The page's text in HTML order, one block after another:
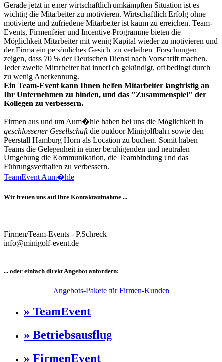
Gerade jetzt in einer wirtschaftlich umkämpften Situation ist es
wichtig die Mitarbeiter zu motivieren. Wirtschaftlich Erfolg ohne
motivierte und zufriedene Mitarbeiter ist kaum zu erreichen. Team-
Events, Firmenfeier und Incentive-Programme bieten die
Möglichkeit Mitarbeiter mit wenig Kapital wieder zu motivieren und
der Firma ein persönliches Gesicht zu verleihen. Forschungen
zeigen, dass 70 % der Deutschen Dienst nach Vorschrift machen.
Jeder zweite Mitarbeiter hat innerlich gekündigt, oft bedingt durch
zu wenig Anerkennung.
Ein Team-Event kann Ihnen helfen Mitarbeiter langfristig an
Ihr Unternehmen zu binden, und das "Zusammenspiel" der
Kollegen zu verbessern.
Firmen aus und um Aum�hle haben bei uns die Möglichkeit in
geschlossener Gesellschaftdie outdoor Minigolfbahn sowie den
Peerstall Hamburg Horn als Location zu buchen. Somit haben
Teams die Gelegenheit in einer beruhigenden und neutralen
Umgebung die Kommunikation, die Teambindung und das
Führungsverhalten zu verbessern.
TeamEvent Aum�hle
Wir freuen uns auf Ihre Kontaktaufnahme ...
Firmen/Team-Events - P.Schreck
info@minigolf-event.de
... oder einfach direkt Angebot anfordern:
Angebots-Pakete für Firmen-Kunden
» TeamEvent
» Betriebsausflug
» FirmenEvent